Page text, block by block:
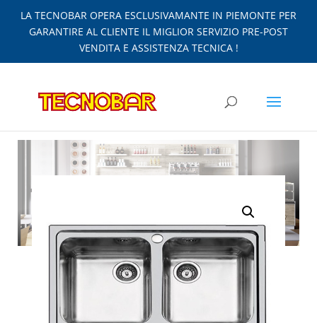
LA TECNOBAR OPERA ESCLUSIVAMANTE IN PIEMONTE PER
GARANTIRE AL CLIENTE IL MIGLIOR SERVIZIO PRE-POST
VENDITA E ASSISTENZA TECNICA !